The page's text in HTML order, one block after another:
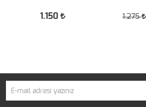
1.150 1.275